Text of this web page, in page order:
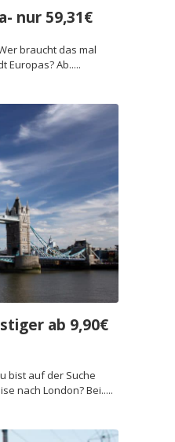
nur 59,31€
braucht das mal
Europas? Ab.....
ab 9,90€
bist auf der Suche
nach London? Bei.....